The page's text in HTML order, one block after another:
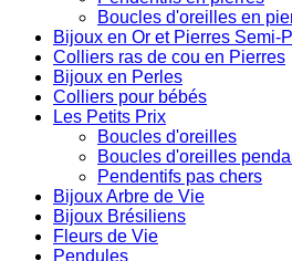
Boucles d'oreilles en
Bijoux en Or et Pierres Semi-
Colliers ras de cou en Pierres
Bijoux en Perles
Colliers pour bébés
Les Petits Prix
Boucles d'oreilles
Boucles d'oreilles
Pendentifs pas chers
Bijoux Arbre de Vie
Bijoux Brésiliens
Fleurs de Vie
Pendules